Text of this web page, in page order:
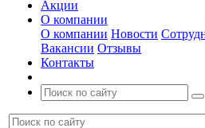
Акции
О компании
О компании Новости
Вакансии Отзывы
Контакты